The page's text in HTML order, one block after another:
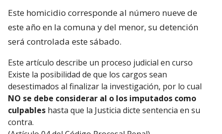
Este homicidio corresponde al número nueve de
este año en la comuna y del menor, su detención
será controlada este sábado.
Este artículo describe un proceso judicial en curso
Existe la posibilidad de que los cargos sean
desestimados al finalizar la investigación, por lo cual
NO se debe considerar al o los imputados como
culpables hasta que la Justicia dicte sentencia en su
contra.